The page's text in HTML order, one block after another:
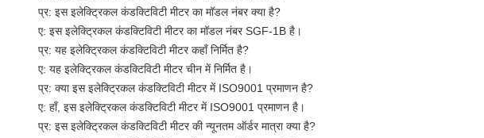
प्र: इस इलेक्ट्रिकल कंडक्टिविटी मीटर का मॉडल नंबर क्या है?
ए: इस इलेक्ट्रिकल कंडक्टिविटी मीटर का मॉडल नंबर SGF-1B है।
प्र: यह इलेक्ट्रिकल कंडक्टिविटी मीटर कहाँ निर्मित है?
ए: यह इलेक्ट्रिकल कंडक्टिविटी मीटर चीन में निर्मित है।
प्र: क्या इस इलेक्ट्रिकल कंडक्टिविटी मीटर में ISO9001 प्रमाणन है?
ए: हाँ, इस इलेक्ट्रिकल कंडक्टिविटी मीटर में ISO9001 प्रमाणन है।
प्र: इस इलेक्ट्रिकल कंडक्टिविटी मीटर की न्यूनतम ऑर्डर मात्रा क्या है?